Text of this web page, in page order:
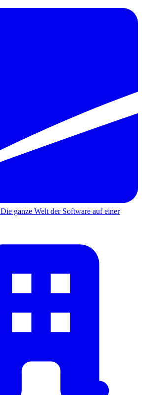
Die ganze Welt der Software auf einer